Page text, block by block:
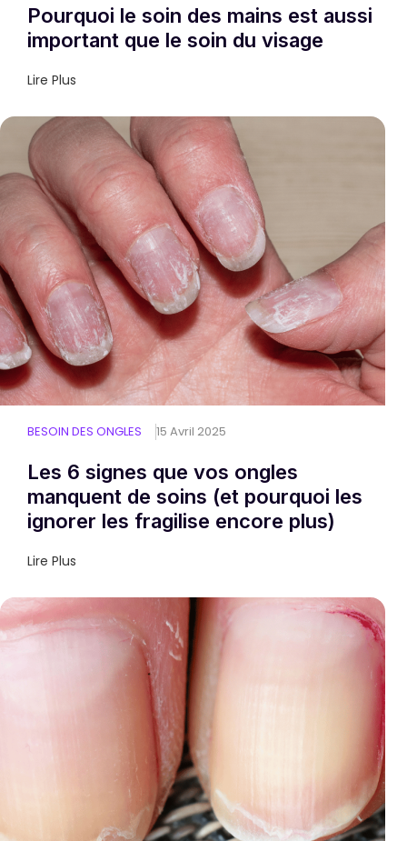
Pourquoi le soin des mains est aussi
important que le soin du visage
Lire Plus
Les 6 signes que vos ongles
manquent de soins (et pourquoi les
ignorer les fragilise encore plus)
15 Avril 2025
BESOIN DES ONGLES
Lire Plus